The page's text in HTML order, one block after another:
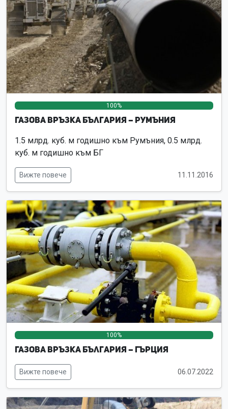
100%
Газова връзка България – Румъния
1.5 млрд. куб. м годишно към Румъния, 0.5 млрд.
куб. м годишно към БГ
Вижте повече 11.11.2016
100%
Газова връзка България – Гърция
Вижте повече 06.07.2022